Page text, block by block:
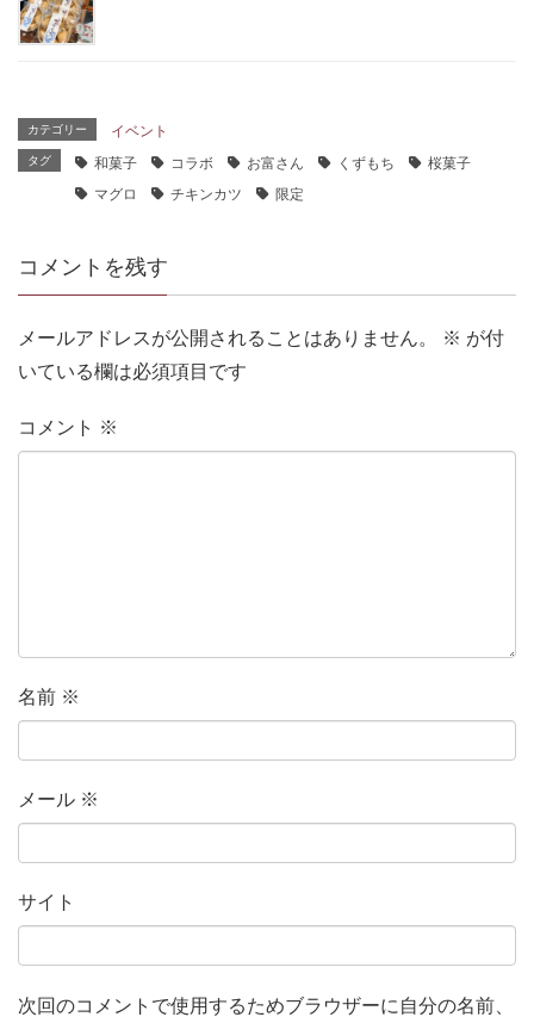
カテゴリー イベント
タグ 和菓子 コラボ お富さん くずもち
桜菓子
マグロ
チキンカツ 限定
コメントを残す
メールアドレスが公開されることはありません。 ※ が付
いている欄は必須項目です
コメント ※
名前 ※
メール ※
サイト
次回のコメントで使用するためブラウザーに自分の名前、